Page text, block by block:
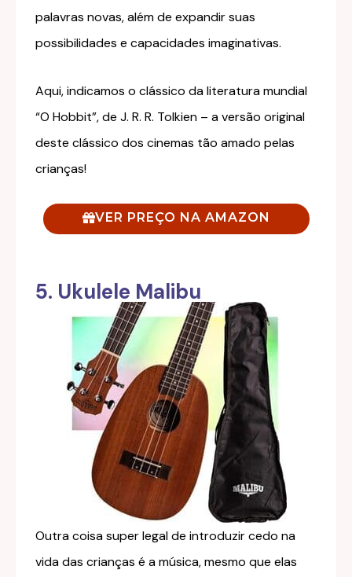
palavras novas, além de expandir suas
possibilidades e capacidades imaginativas.
Aqui, indicamos o clássico da literatura mundial
“O Hobbit”, de J. R. R. Tolkien – a versão original
deste clássico dos cinemas tão amado pelas
crianças!
VER PREÇO NA AMAZON
5. Ukulele Malibu
Outra coisa super legal de introduzir cedo na
vida das crianças é a música, mesmo que elas